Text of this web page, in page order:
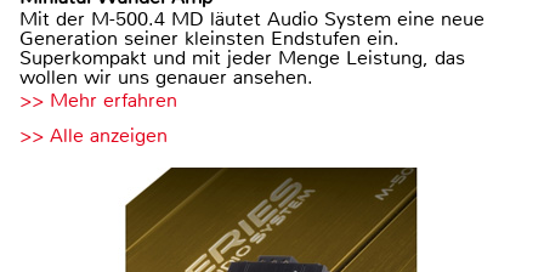
Mit der M-500.4 MD läutet Audio System eine neue
Generation seiner kleinsten Endstufen ein.
Superkompakt und mit jeder Menge Leistung, das
wollen wir uns genauer ansehen.
>> Mehr erfahren
>> Alle anzeigen